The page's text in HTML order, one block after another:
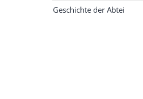
Geschichte der Abtei